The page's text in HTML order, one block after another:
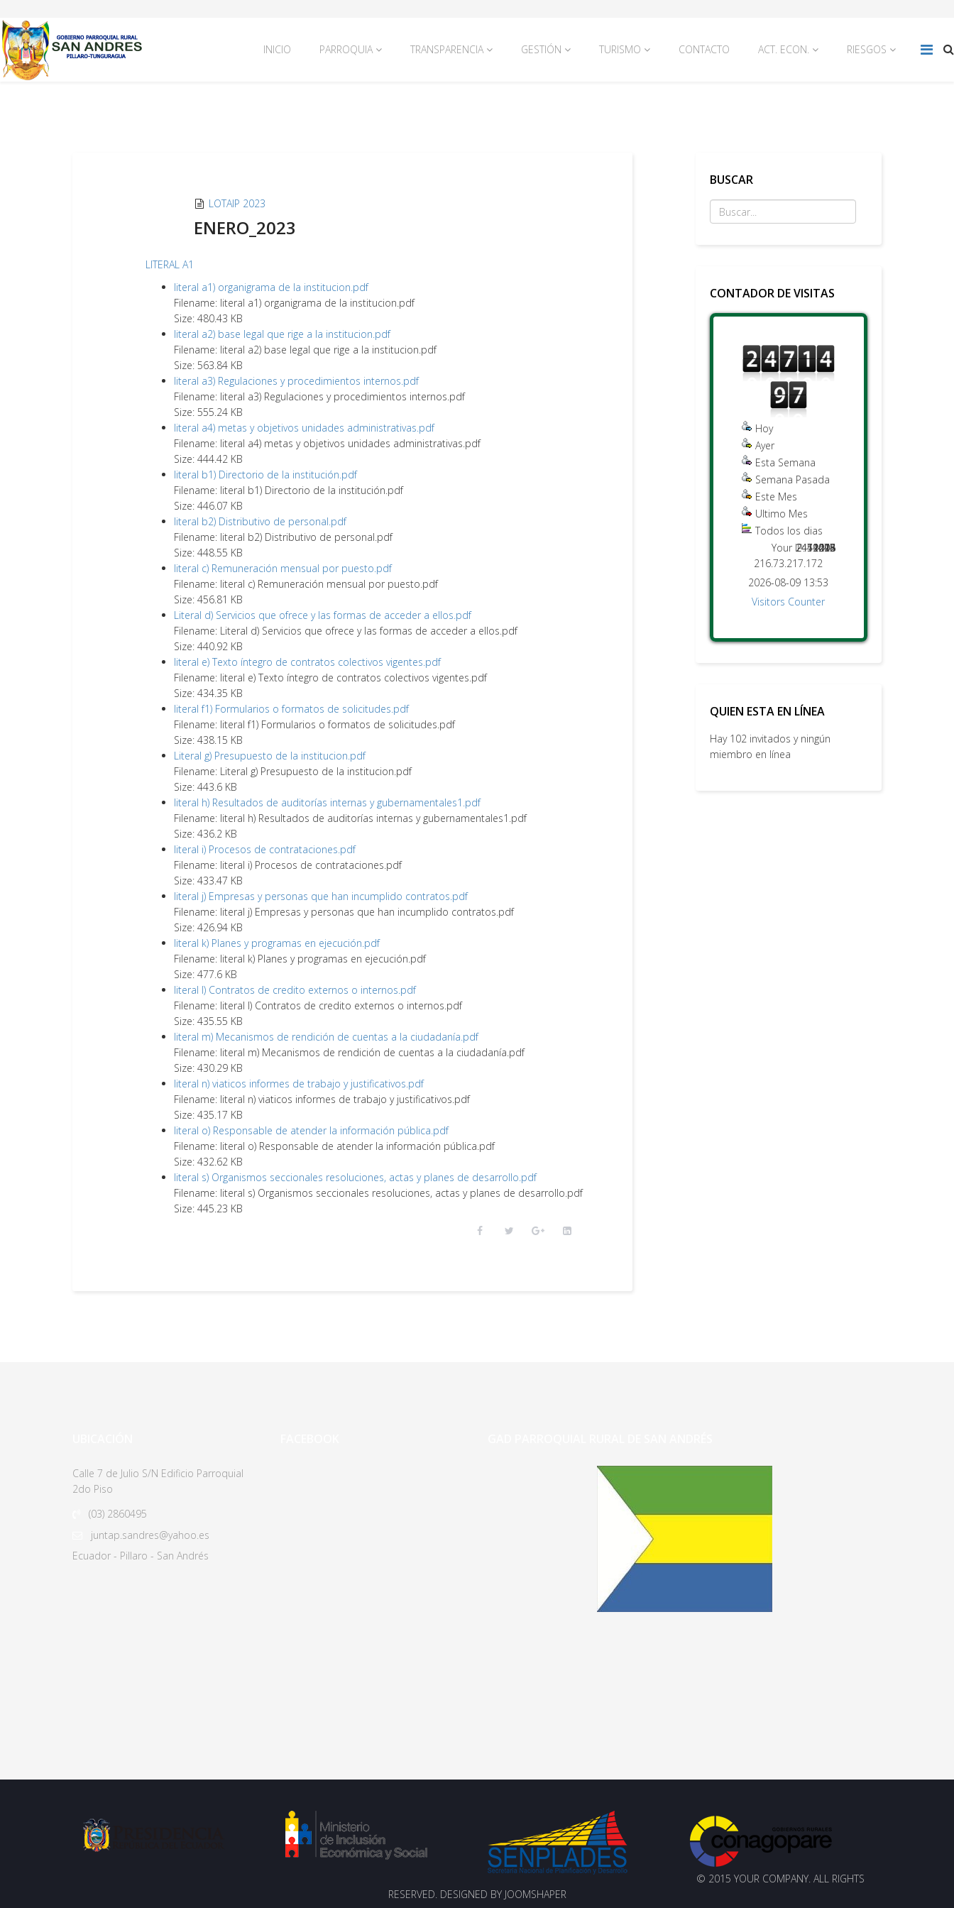
INICIO PARROQUIA TRANSPARENCIA GESTIÓN TURISMO CONTACTO ACT. ECON. RIESGOS
LOTAIP 2023
ENERO_2023
LITERAL A1
literal a1) organigrama de la institucion.pdf
Filename: literal a1) organigrama de la institucion.pdf
Size: 480.43 KB
literal a2) base legal que rige a la institucion.pdf
Filename: literal a2) base legal que rige a la institucion.pdf
Size: 563.84 KB
literal a3) Regulaciones y procedimientos internos.pdf
Filename: literal a3) Regulaciones y procedimientos internos.pdf
Size: 555.24 KB
literal a4) metas y objetivos unidades administrativas.pdf
Filename: literal a4) metas y objetivos unidades administrativas.pdf
Size: 444.42 KB
literal b1) Directorio de la institución.pdf
Filename: literal b1) Directorio de la institución.pdf
Size: 446.07 KB
literal b2) Distributivo de personal.pdf
Filename: literal b2) Distributivo de personal.pdf
Size: 448.55 KB
literal c) Remuneración mensual por puesto.pdf
Filename: literal c) Remuneración mensual por puesto.pdf
Size: 456.81 KB
Literal d) Servicios que ofrece y las formas de acceder a ellos.pdf
Filename: Literal d) Servicios que ofrece y las formas de acceder a ellos.pdf
Size: 440.92 KB
literal e) Texto íntegro de contratos colectivos vigentes.pdf
Filename: literal e) Texto íntegro de contratos colectivos vigentes.pdf
Size: 434.35 KB
literal f1) Formularios o formatos de solicitudes.pdf
Filename: literal f1) Formularios o formatos de solicitudes.pdf
Size: 438.15 KB
Literal g) Presupuesto de la institucion.pdf
Filename: Literal g) Presupuesto de la institucion.pdf
Size: 443.6 KB
literal h) Resultados de auditorías internas y gubernamentales1.pdf
Filename: literal h) Resultados de auditorías internas y gubernamentales1.pdf
Size: 436.2 KB
literal i) Procesos de contrataciones.pdf
Filename: literal i) Procesos de contrataciones.pdf
Size: 433.47 KB
literal j) Empresas y personas que han incumplido contratos.pdf
Filename: literal j) Empresas y personas que han incumplido contratos.pdf
Size: 426.94 KB
literal k) Planes y programas en ejecución.pdf
Filename: literal k) Planes y programas en ejecución.pdf
Size: 477.6 KB
literal l) Contratos de credito externos o internos.pdf
Filename: literal l) Contratos de credito externos o internos.pdf
Size: 435.55 KB
literal m) Mecanismos de rendición de cuentas a la ciudadanía.pdf
Filename: literal m) Mecanismos de rendición de cuentas a la ciudadanía.pdf
Size: 430.29 KB
literal n) viaticos informes de trabajo y justificativos.pdf
Filename: literal n) viaticos informes de trabajo y justificativos.pdf
Size: 435.17 KB
literal o) Responsable de atender la información pública.pdf
Filename: literal o) Responsable de atender la información pública.pdf
Size: 432.62 KB
literal s) Organismos seccionales resoluciones, actas y planes de desarrollo.pdf
Filename: literal s) Organismos seccionales resoluciones, actas y planes de desarrollo.pdf
Size: 445.23 KB
BUSCAR
CONTADOR DE VISITAS
Hoy
Ayer
Esta Semana
Semana Pasada
Este Mes
Ultimo Mes
Todos los dias
643
2204
9025
2451476
12218
44015
2471497
Your IP:
216.73.217.172
2026-08-09 13:53
Visitors Counter
QUIEN ESTA EN LÍNEA
Hay 102 invitados y ningún
miembro en línea
Calle 7 de Julio S/N Edificio Parroquial
2do Piso
(03) 2860495
juntap.sandres@yahoo.es
Ecuador - Pillaro - San Andrés
© 2015 YOUR COMPANY. ALL RIGHTS
RESERVED. DESIGNED BY JOOMSHAPER